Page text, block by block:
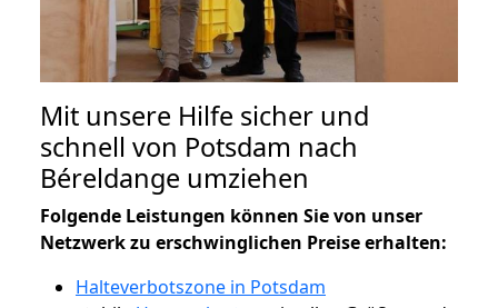
Mit unsere Hilfe sicher und
schnell von Potsdam nach
Béreldange umziehen
Folgende Leistungen können Sie von unser
Netzwerk zu erschwinglichen Preise erhalten:
Halteverbotszone in Potsdam